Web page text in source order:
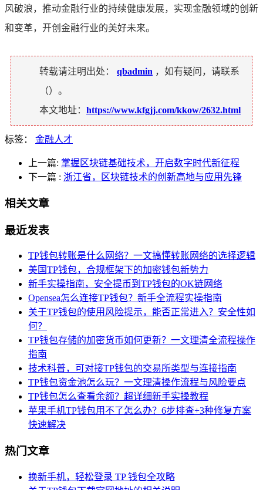
风破浪，推动金融行业的持续健康发展，实现金融领域的创新
和变革，开创金融行业的美好未来。
转载请注明出处： qbadmin ，如有疑问，请联系
（）。
本文地址： https://www.kfgjj.com/kkow/2632.html
标签： 金融人才
上一篇: 掌握区块链基础技术，开启数字时代新征程
下一篇 : 浙江省，区块链技术的创新高地与应用先锋
相关文章
最近发表
TP钱包转账是什么网络？一文搞懂转账网络的选择逻辑
美国TP钱包，合规框架下的加密钱包新势力
新手实操指南，安全提币到TP钱包的OK链网络
Opensea怎么连接TP钱包？新手全流程实操指南
关于TP钱包的使用风险提示，能否正常进入？安全性如
何？
TP钱包存储的加密货币如何更新？一文理清全流程操作
指南
技术科普，可对接TP钱包的交易所类型与连接指南
TP钱包资金池怎么玩？一文理清操作流程与风险要点
TP钱包怎么查看余额？超详细新手实操教程
苹果手机TP钱包用不了怎么办？6步排查+3种修复方案
快速解决
热门文章
换新手机，轻松登录 TP 钱包全攻略